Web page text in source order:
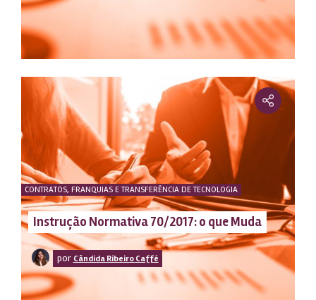
CONTRATOS, FRANQUIAS E TRANSFERÊNCIA DE TECNOLOGIA
Instrução Normativa 70/2017: o que Muda
por Cândida Ribeiro Caffé